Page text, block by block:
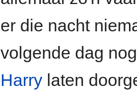
er die nacht
volgende dag
Harry laten